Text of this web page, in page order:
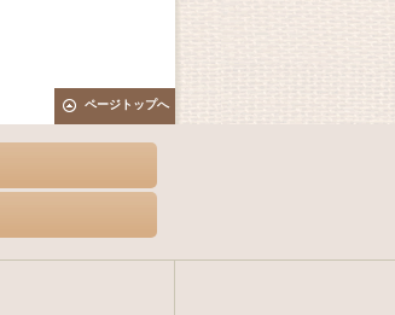
ページトップへ